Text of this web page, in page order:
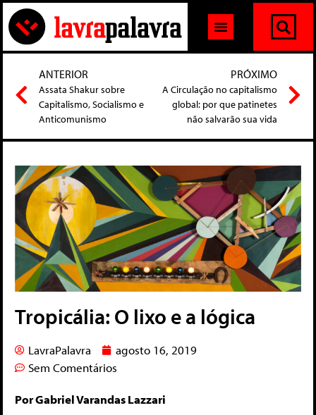
ANTERIOR
Assata Shakur sobre
Capitalismo, Socialismo e
Anticomunismo
PRÓXIMO
A Circulação no capitalismo
global: por que patinetes
não salvarão sua vida
Tropicália: O lixo e a lógica
LavraPalavra
agosto 16, 2019
Sem Comentários
Por Gabriel Varandas Lazzari